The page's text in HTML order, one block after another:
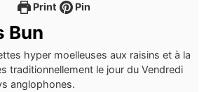
Print Pin
Bun
hyper moelleuses aux raisins et à la
traditionnellement le jour du Vendredi
anglophones.